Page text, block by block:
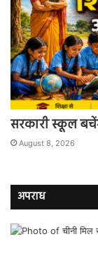
सरकारी स्कूल
August 8, 2026
अपराध